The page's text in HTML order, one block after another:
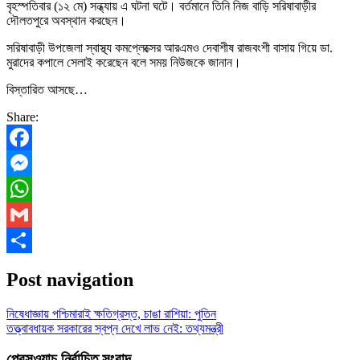
বৃহস্পতিবার (১২ মে) সন্ধ্যায় এ ঘটনা ঘটে। বর্তমানে তিনি নিজ বাড়ি সরিষাবাড়ীর
দৌলতপুরে অবস্থান করছেন।
সরিষাবাড়ী উপজেলা স্বাস্থ্য কমপ্লেক্সের আরএমও দেবাশীষ রাজবংশী বাসায় গিয়ে ডা.
মুরাদের কপালে সেলাই করেছেন বলে সময় নিউজকে জানান।
বিস্তারিত আসছে…
Share:
Facebook
Messenger
WhatsApp
Gmail
Post navigation
নিষেধাজ্ঞায় পশ্চিমারাই ক্ষতিগ্রস্ত, চাঙা রাশিয়া: পুতিন
তত্ত্বাবধায়ক সরকারের স্বপ্ন দেখে লাভ নেই: তথ্যমন্ত্রী